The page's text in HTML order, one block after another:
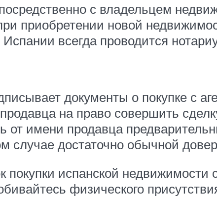
с владельцем
приобретении новой
всегда проводится
документы о покупке с
на право совершить
от имени продавца
случае достаточно обычной
покупки испанской недвижимости
физического